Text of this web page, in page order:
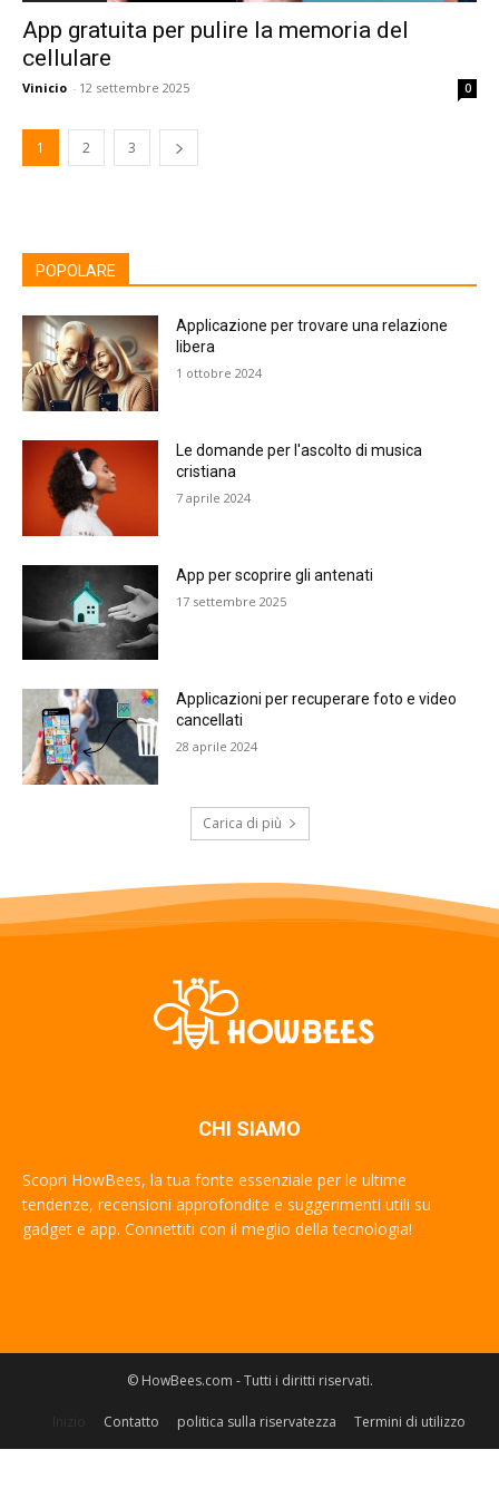
App gratuita per pulire la memoria del
cellulare
Vinicio - 12 settembre 2025 0
1 2 3
POPOLARE
Applicazione per trovare una relazione
libera
1 ottobre 2024
Le domande per l'ascolto di musica
cristiana
7 aprile 2024
App per scoprire gli antenati
17 settembre 2025
Applicazioni per recuperare foto e video
cancellati
28 aprile 2024
Carica di più
CHI SIAMO
Scopri HowBees, la tua fonte essenziale per le ultime
tendenze, recensioni approfondite e suggerimenti utili su
gadget e app. Connettiti con il meglio della tecnologia!
© HowBees.com - Tutti i diritti riservati.
Contatto politica sulla riservatezza Termini di utilizzo